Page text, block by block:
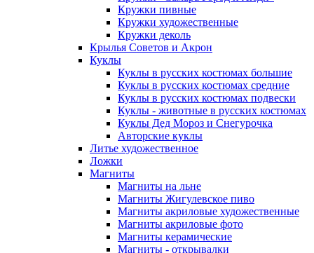
Кружки пивные
Кружки художественные
Кружки деколь
Крылья Советов и Акрон
Куклы
Куклы в русских костюмах большие
Куклы в русских костюмах средние
Куклы в русских костюмах подвески
Куклы - животные в русских костюмах
Куклы Дед Мороз и Снегурочка
Авторские куклы
Литье художественное
Ложки
Магниты
Магниты на льне
Магниты Жигулевское пиво
Магниты акриловые художественные
Магниты акриловые фото
Магниты керамические
Магниты - открывалки